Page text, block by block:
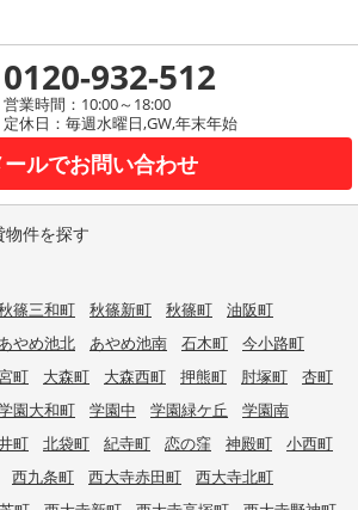
0120-932-512
営業時間：10:00～18:00
定休日：毎週水曜日,GW,年末年始
ールでお問い合わせ
物件を探す
篠三和町 秋篠新町 秋篠町
油阪町
あやめ池北 あやめ池南 石木町
今小路町
町 大森町 大森西町 押熊町 肘塚町
杏町
園大和町 学園中 学園緑ケ丘
学園南
町 北袋町 紀寺町 恋の窪 神殿町
小西町
西九条町 西大寺赤田町
西大寺北町